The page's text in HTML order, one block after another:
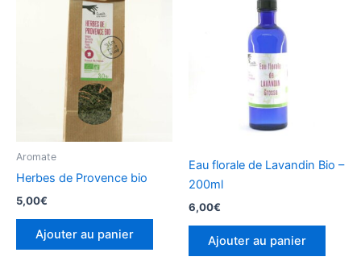
Aromate
Herbes de Provence bio
5,00€
Ajouter au panier
Eau florale de Lavandin Bio –
200ml
6,00€
Ajouter au panier